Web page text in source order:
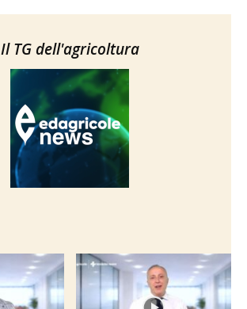
Il TG dell'agricoltura